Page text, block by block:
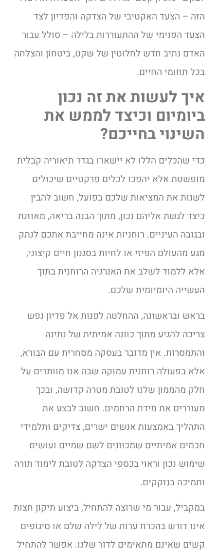
הזה – הצעד האקטיבי של הצדקה והפדיון לצד
הצעד הפנימי של ההתעוררות בלילה – סולל עבור
האדם נתיב חדש לחלוטין של שקט, ביטחון והצלחה
בכל תחומי החיים.
איך לעשות את זה נכון
ביומיום וכיצד לממש את
השינוי בחייכם?
כדי שהכלים הללו לא יישארו בגדר תיאוריה קבלית
מופשטת אלא יהפכו לכלים פרקטיים שיכולים
לשנות את המציאות שלכם בפועל, חשוב להבין
כיצד לגשת אליהם נכון, מתוך הבנה בריאה, מאוזנת
ובגובה העיניים. רוחניות אינה מחייבת אתכם לנתק
מגע מהעולם הפיזי או לחיות בסגנון חיים קיצוני,
אלא ללמוד לשלב את האנרגיה הרוחנית בתוך
העשייה היומיומית שלכם.
בראש ובראשונה, ההחלטה לפנות אל פדיון נפש
צריכה להגיע מתוך כוונה אמיתית של נתינה
והתמסרות. אין מדובר בעסקה מסחרית עם הבורא,
אלא בפעולה רוחנית עמוקה שבה אנו מוותרים על
חלק מהממון שלנו לטובת מטרה קדושה, ובכך
מעוררים את מידת הרחמים. חשוב לבצע את
התהליך באמצעות אנשים ישרים, צדיקים ותלמידי
חכמים אמיתיים שמכוונים לשם שמיים ועושים
שימוש נכון וראוי בכספי הצדקה לטובת לימוד תורה
ותמיכה בנזקקים.
במקביל, עבור מי שרוצה להתחיל, ביצוע תיקון חצות
אינו דורש בהכרח ערות של לילה שלם או סיגופים
קשים שאינם מתאימים לדור שלנו. אפשר להתחיל